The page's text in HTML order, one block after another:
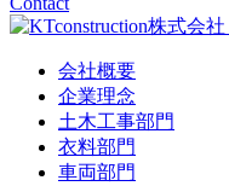
会社概要
企業理念
土木工事部門
衣料部門
車両部門